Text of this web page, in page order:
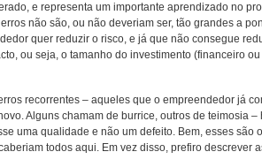
e representa um importante aprendizado no
não são, ou não deveriam ser, tão grandes a
quer reduzir o risco, e já que não consegue
ou seja, o tamanho do investimento (financeiro
recorrentes – aqueles que o empreendedor já
Alguns chamam de burrice, outros de teimosia
uma qualidade e não um defeito. Bem, esses são
todos aqui. Em vez disso, prefiro descrever